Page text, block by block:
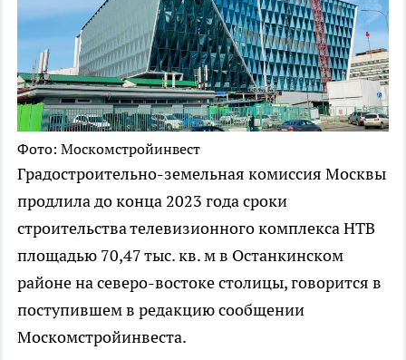
Фото: Москомстройинвест
Градостроительно-земельная комиссия Москвы
продлила до конца 2023 года сроки
строительства телевизионного комплекса НТВ
площадью 70,47 тыс. кв. м в Останкинском
районе на северо-востоке столицы, говорится в
поступившем в редакцию сообщении
Москомстройинвеста.